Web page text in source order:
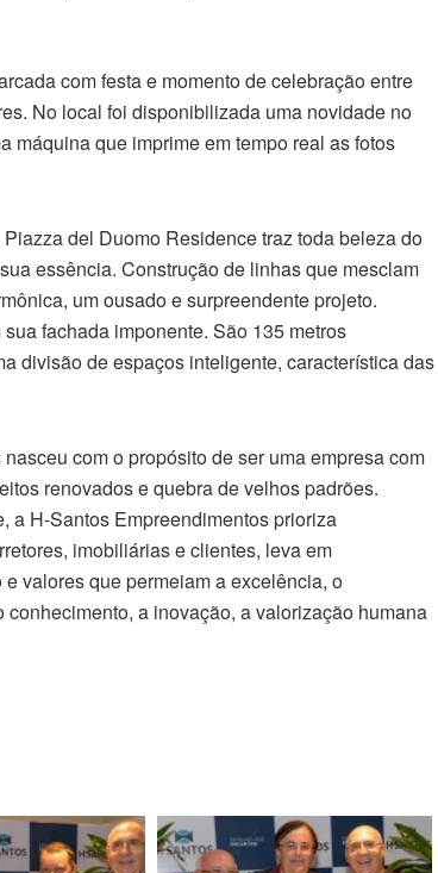
com festa e momento de celebração entre
No local foi disponibilizada uma novidade no
máquina que imprime em tempo real as fotos
del Duomo Residence traz toda beleza do
essência. Construção de linhas que mesclam
um ousado e surpreendente projeto.
fachada imponente. São 135 metros
divisão de espaços inteligente, característica das
com o propósito de ser uma empresa com
renovados e quebra de velhos padrões.
a H-Santos Empreendimentos prioriza
imobiliárias e clientes, leva em
valores que permeiam a excelência, o
conhecimento, a inovação, a valorização humana